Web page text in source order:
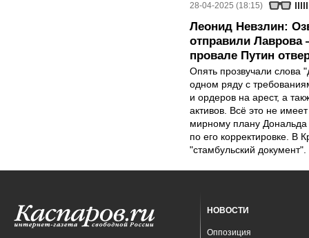
28-04-2025 (18:15)
Леонид Невзлин:
отправили Лаврова
провале Путин
Опять прозвучали слова
одном ряду с
и ордеров на арест, а
активов. Всё это не
мирному плану
по его корректировке. В
"стамбульский документ".
НОВОСТИ
Оппозиция